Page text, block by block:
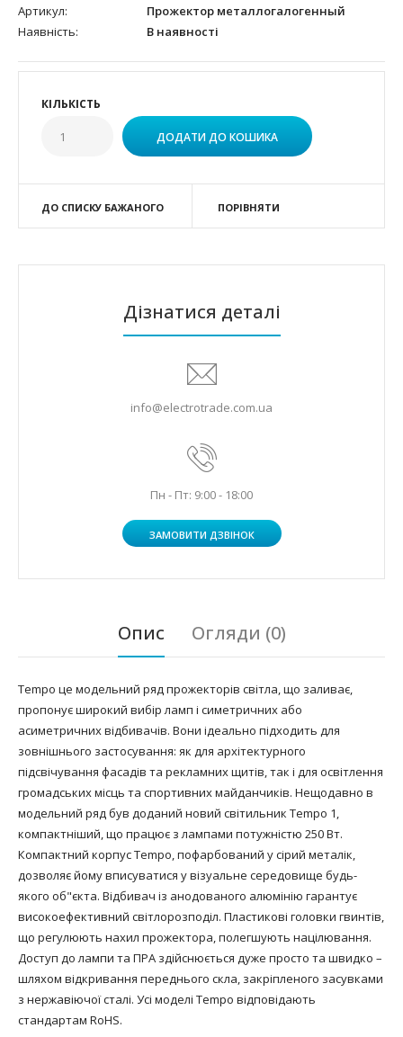
Артикул:
Прожектор металлогалогенный
Наявність:
В наявності
КІЛЬКІСТЬ
ДО СПИСКУ БАЖАНОГО ПОРІВНЯТИ
Дізнатися деталі
info@electrotrade.com.ua
Пн - Пт: 9:00 - 18:00
ЗАМОВИТИ ДЗВІНОК
Опис Огляди (0)
Tempo це модельний ряд прожекторів світла, що заливає,
пропонує широкий вибір ламп і симетричних або
асиметричних відбивачів. Вони ідеально підходить для
зовнішнього застосування: як для архітектурного
підсвічування фасадів та рекламних щитів, так і для освітлення
громадських місць та спортивних майданчиків. Нещодавно в
модельний ряд був доданий новий світильник Tempo 1,
компактніший, що працює з лампами потужністю 250 Вт.
Компактний корпус Tempo, пофарбований у сірий металік,
дозволяє йому вписуватися у візуальне середовище будь-
якого об"єкта. Відбивач із анодованого алюмінію гарантує
високоефективний світлорозподіл. Пластикові головки гвинтів,
що регулюють нахил прожектора, полегшують націлювання.
Доступ до лампи та ПРА здійснюється дуже просто та швидко –
шляхом відкривання переднього скла, закріпленого засувками
з нержавіючої сталі. Усі моделі Tempo відповідають
стандартам RoHS.